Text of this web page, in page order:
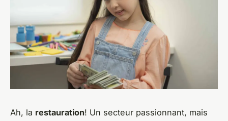
Ah, la restauration! Un secteur passionnant, mais